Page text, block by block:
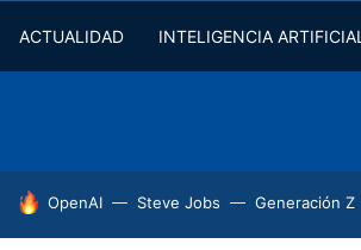
ACTUALIDAD INTELIGENCIA ARTIFICIAL
HOY SE HABLA DE
OpenAI Steve Jobs Generación Z